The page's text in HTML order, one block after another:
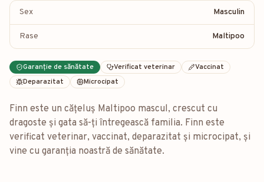
Sex Masculin
Rase Maltipoo
Garanție de sănătate Verificat veterinar
Vaccinat
Deparazitat
Microcipat
Finn este un cățeluș Maltipoo mascul, crescut cu
dragoste și gata să-ți întregească familia. Finn este
verificat veterinar, vaccinat, deparazitat și microcipat, și
vine cu garanția noastră de sănătate.